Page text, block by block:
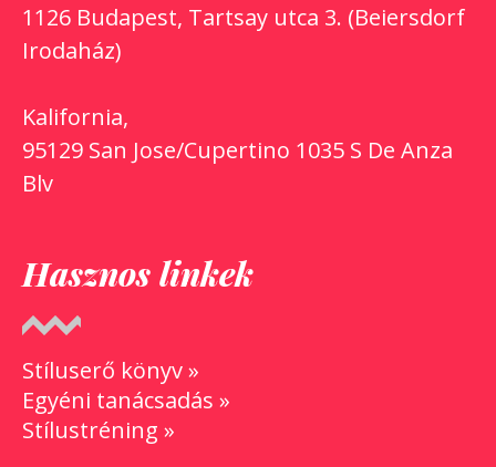
1126 Budapest, Tartsay utca 3. (Beiersdorf
Irodaház)
Kalifornia,
95129 San Jose/Cupertino 1035 S De Anza
Blv
Hasznos linkek
Stíluserő könyv »
Egyéni tanácsadás »
Stílustréning »